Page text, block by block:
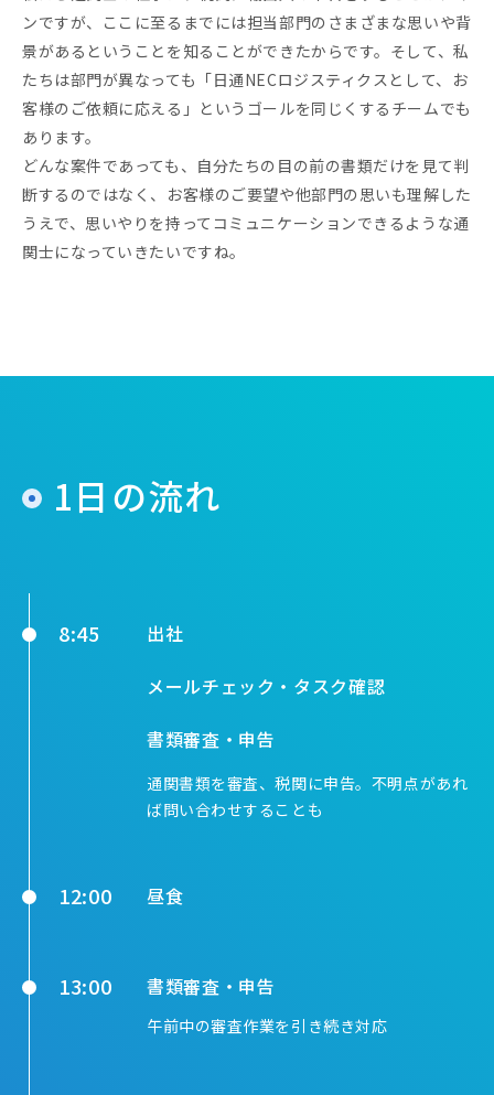
ンですが、ここに至るまでには担当部門のさまざまな思いや背
景があるということを知ることができたからです。そして、私
たちは部門が異なっても「日通NECロジスティクスとして、お
客様のご依頼に応える」というゴールを同じくするチームでも
あります。
どんな案件であっても、自分たちの目の前の書類だけを見て判
断するのではなく、お客様のご要望や他部門の思いも理解した
うえで、思いやりを持ってコミュニケーションできるような通
関士になっていきたいですね。
1日の流れ
8:45
出社
メールチェック・タスク確認
書類審査・申告
通関書類を審査、税関に申告。不明点があれ
ば問い合わせすることも
12:00 昼食
13:00 書類審査・申告
午前中の審査作業を引き続き対応